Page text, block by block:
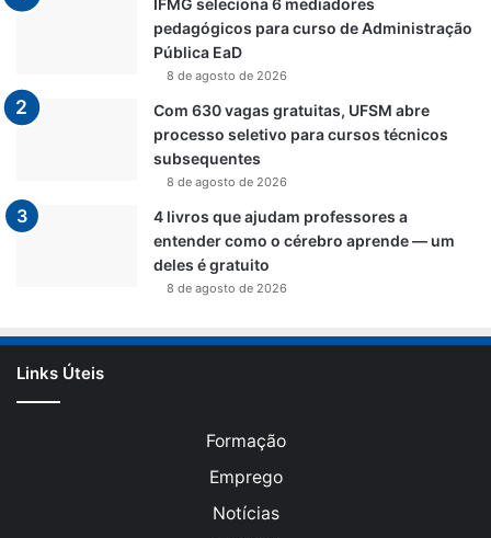
IFMG seleciona 6 mediadores
pedagógicos para curso de Administração
Pública EaD
8 de agosto de 2026
Com 630 vagas gratuitas, UFSM abre
processo seletivo para cursos técnicos
subsequentes
8 de agosto de 2026
4 livros que ajudam professores a
entender como o cérebro aprende — um
deles é gratuito
8 de agosto de 2026
Links Úteis
Formação
Emprego
Notícias